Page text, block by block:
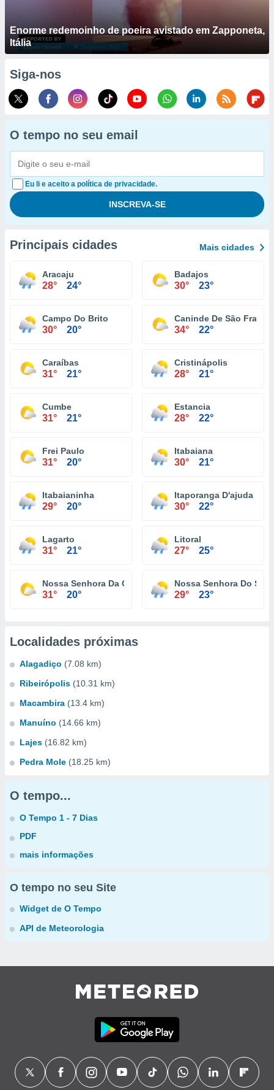
Enorme redemoinho de poeira avistado em Zapponeta,
Itália
Siga-nos
O tempo no seu email
Eu li e aceito a política de privacidade.
Principais cidades Mais cidades
Aracaju
28° 24°
Badajos
30° 23°
Campo Do Brito
30° 20°
Caninde De São
34° 22°
Caraíbas
31° 21°
Cristinápolis
28° 21°
Cumbe
31° 21°
Estancia
28° 22°
Frei Paulo
31° 20°
Itabaiana
30° 21°
Itabaianinha
29° 20°
Itaporanga D'ajuda
30° 22°
Lagarto
31° 21°
Litoral
27° 25°
Nossa Senhora Da Glória
31° 20°
Nossa Senhora Do
29° 23°
Localidades próximas
Alagadiço (7.08 km)
Ribeirópolis (10.31 km)
Macambira (13.4 km)
Manuíno (14.66 km)
Lajes (16.82 km)
Pedra Mole (18.25 km)
O tempo...
O Tempo 1 - 7 Dias
PDF
mais informações
O tempo no seu Site
Widget de O Tempo
API de Meteorologia